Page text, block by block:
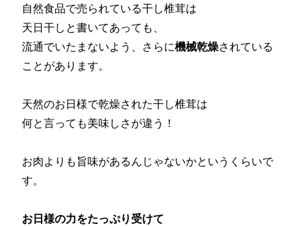
自然食品で売られている干し椎茸は
天日干しと書いてあっても、
流通でいたまないよう、さらに機械乾燥されている
ことがあります。
天然のお日様で乾燥された干し椎茸は
何と言っても美味しさが違う！
お肉よりも旨味があるんじゃないかというくらいで
す。
お日様の力をたっぷり受けて